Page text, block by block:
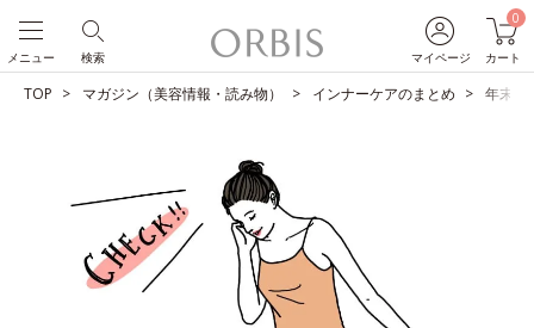
マイページ
0
カート
検索
メニュー
TOP マガジン（美容情報・読み物） インナーケアのまとめ 年末年